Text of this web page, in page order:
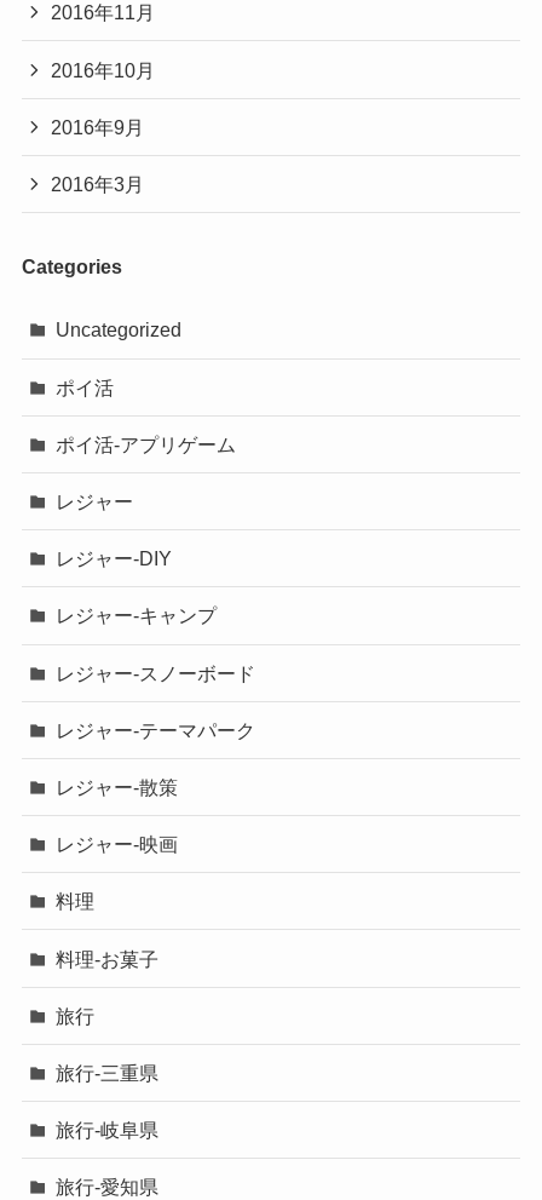
2016年11月
2016年10月
2016年9月
2016年3月
Categories
Uncategorized
ポイ活
ポイ活-アプリゲーム
レジャー
レジャー-DIY
レジャー-キャンプ
レジャー-スノーボード
レジャー-テーマパーク
レジャー-散策
レジャー-映画
料理
料理-お菓子
旅行
旅行-三重県
旅行-岐阜県
旅行-愛知県